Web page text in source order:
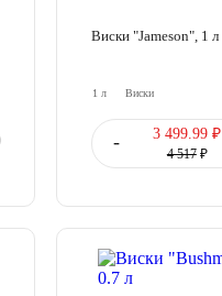
Виски "Jameson", 1 л
1 л Виски
- 3 499.99 ₽
4 517₽